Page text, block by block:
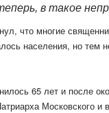
в такое
что многие
населения, но
65 лет и после
Московского и